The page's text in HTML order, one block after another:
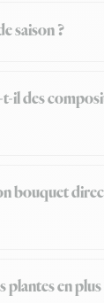
saison ?
il des
bouquet
plantes en plus